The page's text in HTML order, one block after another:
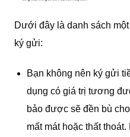
Dưới đây là danh sách
ký gửi:
Bạn không nên ký gửi
dụng có giá trị tương
bảo được sẽ đền bù
mất mát hoặc thất